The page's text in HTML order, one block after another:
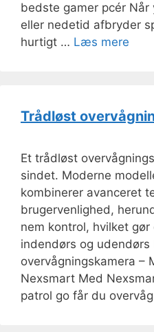
bedste gamer pcér Når
eller nedetid afbryder
hurtigt … Læs mere
Trådløst
Et trådløst
sindet. Moderne
kombinerer avanceret
brugervenlighed,
nem kontrol, hvilket
indendørs og
overvågningskamera –
Nexsmart Med
patrol go får du